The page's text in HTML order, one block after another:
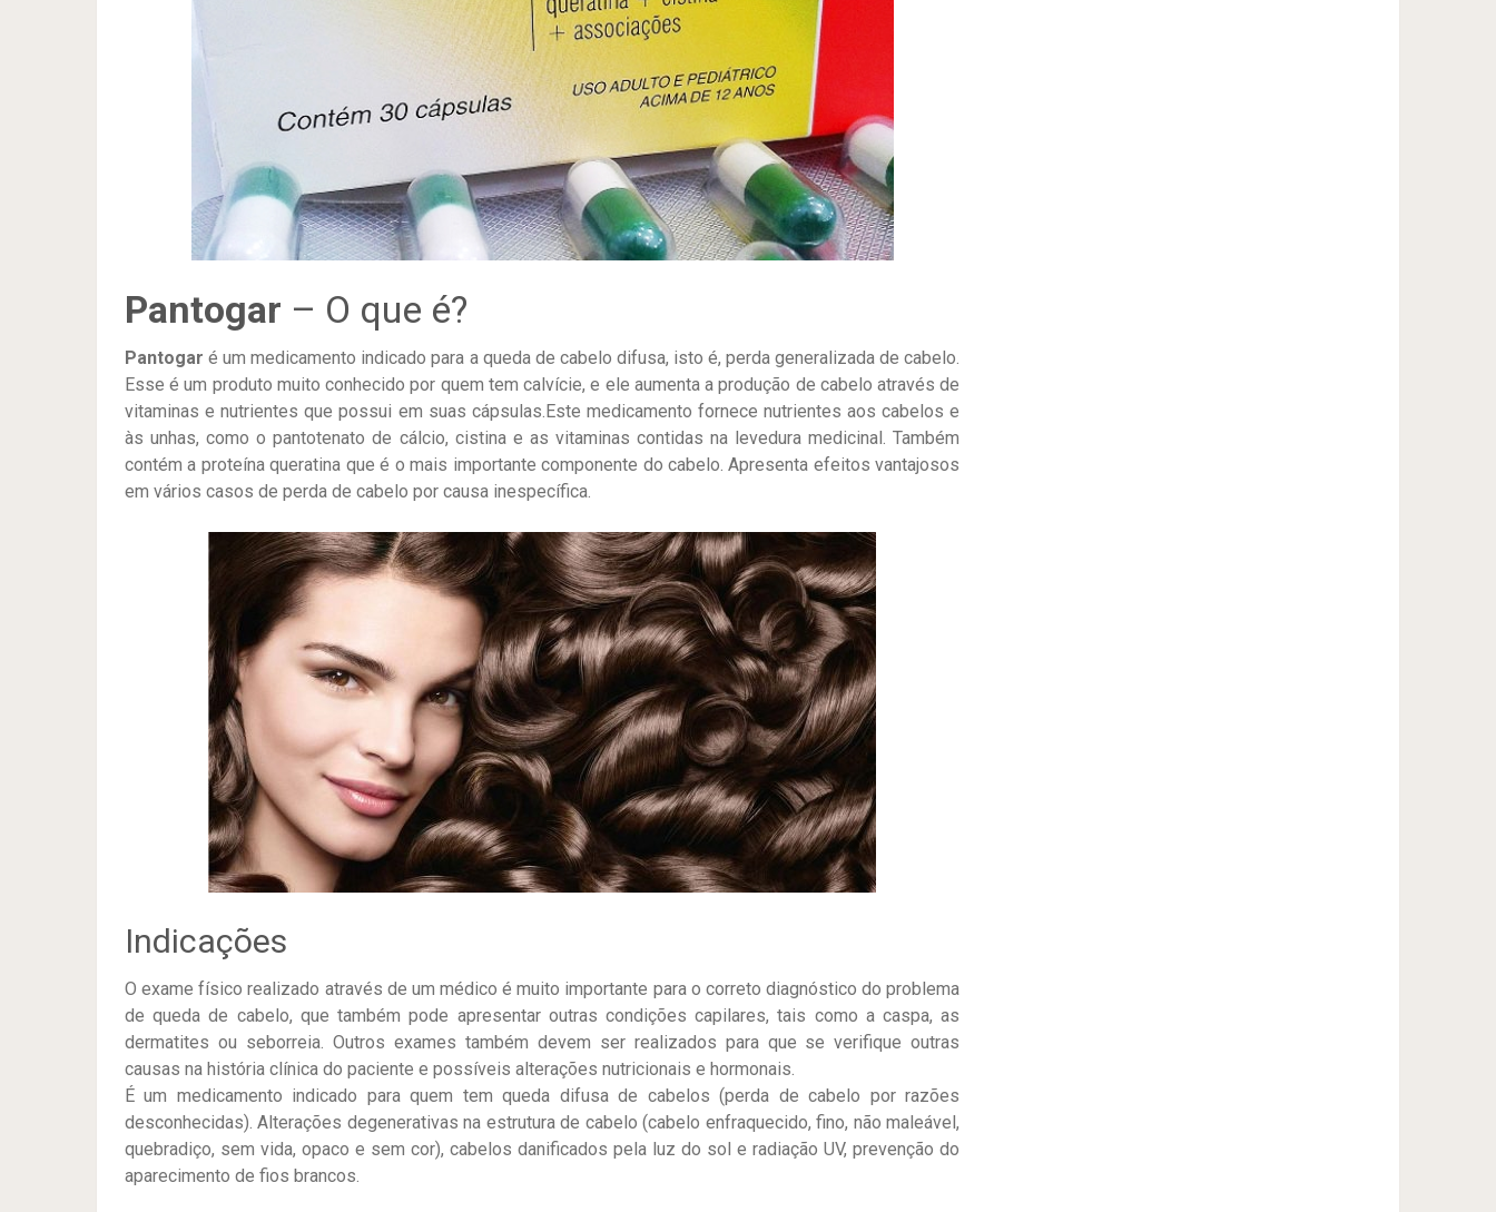
Pantogar – O que é?
Pantogar é um medicamento indicado para a queda de cabelo difusa, isto é, perda generalizada de cabelo.
Esse é um produto muito conhecido por quem tem calvície, e ele aumenta a produção de cabelo através de
vitaminas e nutrientes que possui em suas cápsulas.Este medicamento fornece nutrientes aos cabelos e
às unhas, como o pantotenato de cálcio, cistina e as vitaminas contidas na levedura medicinal. Também
contém a proteína queratina que é o mais importante componente do cabelo. Apresenta efeitos vantajosos
em vários casos de perda de cabelo por causa inespecífica.
Indicações
O exame físico realizado através de um médico é muito importante para o correto diagnóstico do problema
de queda de cabelo, que também pode apresentar outras condições capilares, tais como a caspa, as
dermatites ou seborreia. Outros exames também devem ser realizados para que se verifique outras
causas na história clínica do paciente e possíveis alterações nutricionais e hormonais.
É um medicamento indicado para quem tem queda difusa de cabelos (perda de cabelo por razões
desconhecidas). Alterações degenerativas na estrutura de cabelo (cabelo enfraquecido, fino, não maleável,
quebradiço, sem vida, opaco e sem cor), cabelos danificados pela luz do sol e radiação UV, prevenção do
aparecimento de fios brancos.